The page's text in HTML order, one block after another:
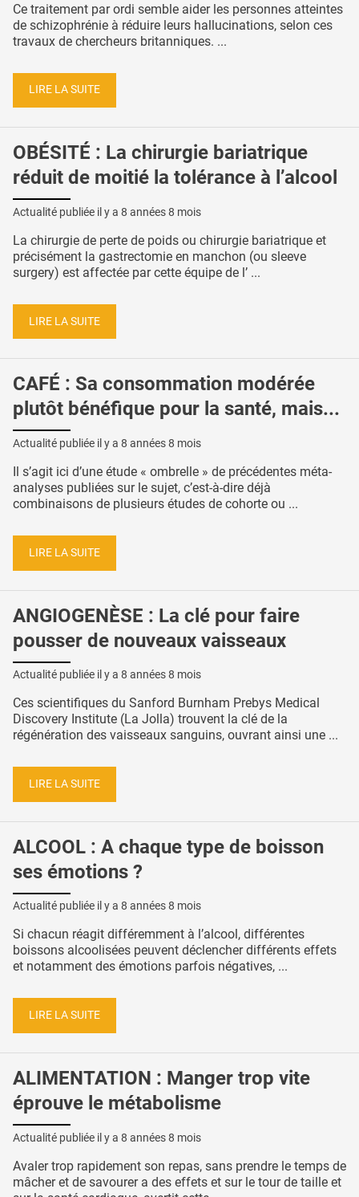
Ce traitement par ordi semble aider les personnes atteintes
de schizophrénie à réduire leurs hallucinations, selon ces
travaux de chercheurs britanniques. ...
LIRE LA SUITE
OBÉSITÉ : La chirurgie bariatrique
réduit de moitié la tolérance à l’alcool
Actualité publiée il y a 8 années 8 mois
La chirurgie de perte de poids ou chirurgie bariatrique et
précisément la gastrectomie en manchon (ou sleeve
surgery) est affectée par cette équipe de l’ ...
LIRE LA SUITE
CAFÉ : Sa consommation modérée
plutôt bénéfique pour la santé, mais...
Actualité publiée il y a 8 années 8 mois
Il s’agit ici d’une étude « ombrelle » de précédentes méta-
analyses publiées sur le sujet, c’est-à-dire déjà
combinaisons de plusieurs études de cohorte ou ...
LIRE LA SUITE
ANGIOGENÈSE : La clé pour faire
pousser de nouveaux vaisseaux
Actualité publiée il y a 8 années 8 mois
Ces scientifiques du Sanford Burnham Prebys Medical
Discovery Institute (La Jolla) trouvent la clé de la
régénération des vaisseaux sanguins, ouvrant ainsi une ...
LIRE LA SUITE
ALCOOL : A chaque type de boisson
ses émotions ?
Actualité publiée il y a 8 années 8 mois
Si chacun réagit différemment à l’alcool, différentes
boissons alcoolisées peuvent déclencher différents effets
et notamment des émotions parfois négatives, ...
LIRE LA SUITE
ALIMENTATION : Manger trop vite
éprouve le métabolisme
Actualité publiée il y a 8 années 8 mois
Avaler trop rapidement son repas, sans prendre le temps de
mâcher et de savourer a des effets et sur le tour de taille et